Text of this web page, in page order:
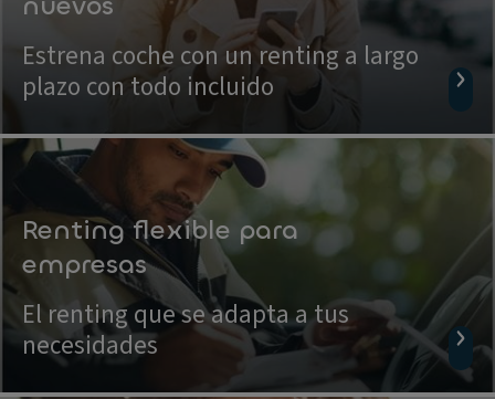
Estrena coche con un renting a largo
plazo con todo incluido
Renting flexible para
empresas
El renting que se adapta a tus
necesidades